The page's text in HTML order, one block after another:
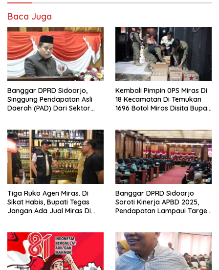
Baca Juga
Banggar DPRD Sidoarjo,
Singgung Pendapatan Asli
Daerah (PAD) Dari Sektor
Evaluasi Secara Menyeluruh
Kembali Pimpin 0PS Miras Di
18 Kecamatan Di Temukan
1696 Botol Miras Disita Bupati
Tiga Ruko Agen Miras. Di
Sikat Habis, Bupati Tegas
Jangan Ada Jual Miras Di
Banggar DPRD Sidoarjo
Soroti Kinerja APBD 2025,
Pendapatan Lampaui Target